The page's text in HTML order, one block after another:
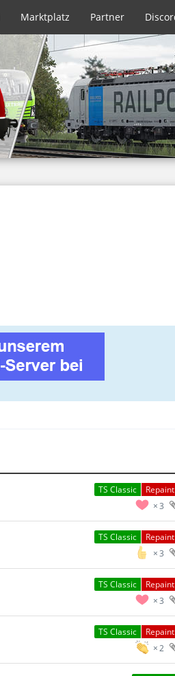
Marktplatz Partner
TS Classic Repaint
3
TS Classic Repaint
3
TS Classic Repaint
3
TS Classic Repaint
2